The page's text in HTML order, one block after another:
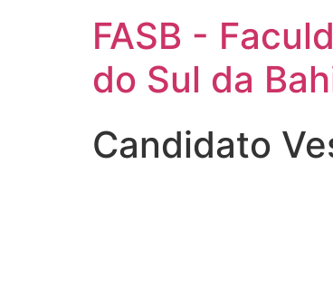
FASB -
do Sul da
Candidato